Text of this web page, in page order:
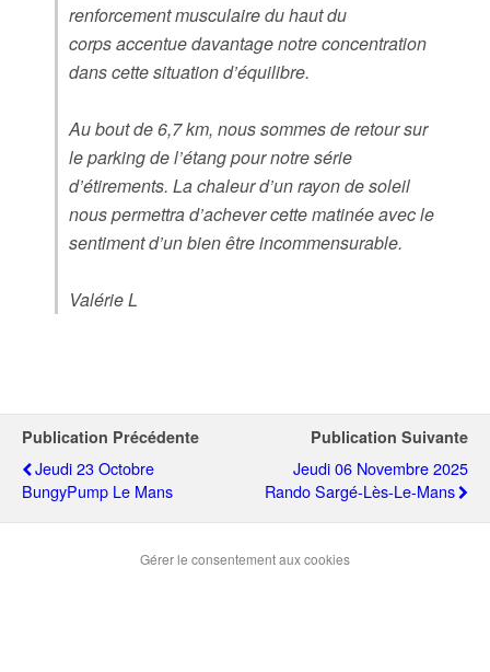
renforcement musculaire du haut du
corps accentue davantage notre concentration
dans cette situation d’équilibre.
Au bout de 6,7 km, nous sommes de retour sur
le parking de l’étang pour notre série
d’étirements. La chaleur d’un rayon de soleil
nous permettra d’achever cette matinée avec le
sentiment d’un bien être incommensurable.
Valérie L
Publication Précédente
Jeudi 23 Octobre
BungyPump Le Mans
Publication Suivante
Jeudi 06 Novembre 2025
Rando Sargé-Lès-Le-Mans
Gérer le consentement aux cookies